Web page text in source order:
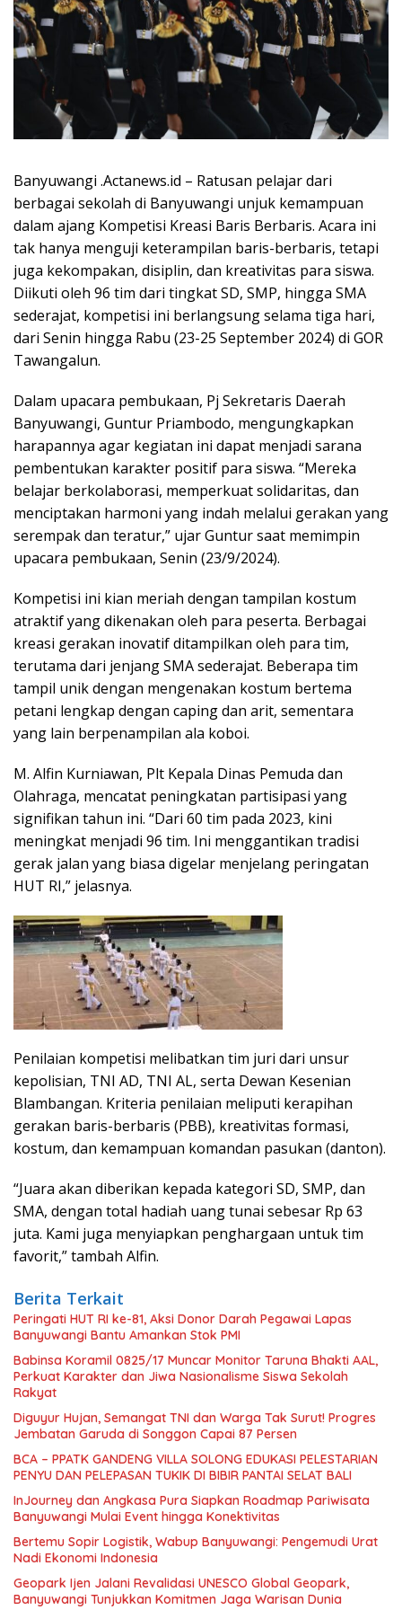
Banyuwangi .Actanews.id – Ratusan pelajar dari
berbagai sekolah di Banyuwangi unjuk kemampuan
dalam ajang Kompetisi Kreasi Baris Berbaris. Acara ini
tak hanya menguji keterampilan baris-berbaris, tetapi
juga kekompakan, disiplin, dan kreativitas para siswa.
Diikuti oleh 96 tim dari tingkat SD, SMP, hingga SMA
sederajat, kompetisi ini berlangsung selama tiga hari,
dari Senin hingga Rabu (23-25 September 2024) di GOR
Tawangalun.
Dalam upacara pembukaan, Pj Sekretaris Daerah
Banyuwangi, Guntur Priambodo, mengungkapkan
harapannya agar kegiatan ini dapat menjadi sarana
pembentukan karakter positif para siswa. “Mereka
belajar berkolaborasi, memperkuat solidaritas, dan
menciptakan harmoni yang indah melalui gerakan yang
serempak dan teratur,” ujar Guntur saat memimpin
upacara pembukaan, Senin (23/9/2024).
Kompetisi ini kian meriah dengan tampilan kostum
atraktif yang dikenakan oleh para peserta. Berbagai
kreasi gerakan inovatif ditampilkan oleh para tim,
terutama dari jenjang SMA sederajat. Beberapa tim
tampil unik dengan mengenakan kostum bertema
petani lengkap dengan caping dan arit, sementara
yang lain berpenampilan ala koboi.
M. Alfin Kurniawan, Plt Kepala Dinas Pemuda dan
Olahraga, mencatat peningkatan partisipasi yang
signifikan tahun ini. “Dari 60 tim pada 2023, kini
meningkat menjadi 96 tim. Ini menggantikan tradisi
gerak jalan yang biasa digelar menjelang peringatan
HUT RI,” jelasnya.
Penilaian kompetisi melibatkan tim juri dari unsur
kepolisian, TNI AD, TNI AL, serta Dewan Kesenian
Blambangan. Kriteria penilaian meliputi kerapihan
gerakan baris-berbaris (PBB), kreativitas formasi,
kostum, dan kemampuan komandan pasukan (danton).
“Juara akan diberikan kepada kategori SD, SMP, dan
SMA, dengan total hadiah uang tunai sebesar Rp 63
juta. Kami juga menyiapkan penghargaan untuk tim
favorit,” tambah Alfin.
Berita Terkait
Peringati HUT RI ke-81, Aksi Donor Darah Pegawai Lapas
Banyuwangi Bantu Amankan Stok PMI
Babinsa Koramil 0825/17 Muncar Monitor Taruna Bhakti AAL,
Perkuat Karakter dan Jiwa Nasionalisme Siswa Sekolah
Rakyat
Diguyur Hujan, Semangat TNI dan Warga Tak Surut! Progres
Jembatan Garuda di Songgon Capai 87 Persen
BCA – PPATK GANDENG VILLA SOLONG EDUKASI PELESTARIAN
PENYU DAN PELEPASAN TUKIK DI BIBIR PANTAI SELAT BALI
InJourney dan Angkasa Pura Siapkan Roadmap Pariwisata
Banyuwangi Mulai Event hingga Konektivitas
Bertemu Sopir Logistik, Wabup Banyuwangi: Pengemudi Urat
Nadi Ekonomi Indonesia
Geopark Ijen Jalani Revalidasi UNESCO Global Geopark,